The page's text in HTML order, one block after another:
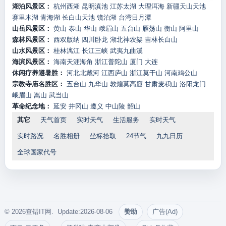
湖泊风景区： 杭州西湖 昆明滇池 江苏太湖 大理洱海 新疆天山天池
赛里木湖 青海湖 长白山天池 镜泊湖 台湾日月潭
山岳风景区： 黄山 泰山 华山 峨眉山 五台山 雁荡山 衡山 阿里山
森林风景区： 西双版纳 四川卧龙 湖北神农架 吉林长白山
山水风景区： 桂林漓江 长江三峡 武夷九曲溪
海滨风景区： 海南天涯海角 浙江普陀山 厦门 大连
休闲疗养避暑胜： 河北北戴河 江西庐山 浙江莫干山 河南鸡公山
宗教寺庙名胜区： 五台山 九华山 敦煌莫高窟 甘肃麦积山 洛阳龙门
峨眉山 嵩山 武当山
革命纪念地： 延安 井冈山 遵义 中山陵 韶山
其它
天气首页 实时天气 生活服务 实时天气
实时路况 名胜相册 坐标拾取 24节气 九九日历
全球国家代号
© 2026查错IT网. Update:2026-08-06 赞助 广告(Ad)